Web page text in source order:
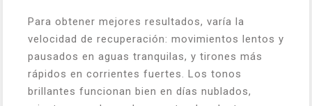
Para obtener mejores resultados, varía la
velocidad de recuperación: movimientos lentos y
pausados en aguas tranquilas, y tirones más
rápidos en corrientes fuertes. Los tonos
brillantes funcionan bien en días nublados,